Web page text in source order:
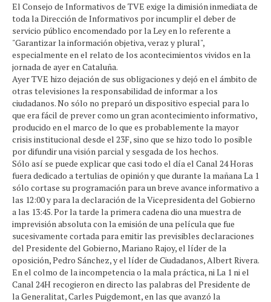
El Consejo de Informativos de TVE exige la dimisión inmediata de
toda la Dirección de Informativos por incumplir el deber de
servicio público encomendado por la Ley en lo referente a
"Garantizar la información objetiva, veraz y plural",
especialmente en el relato de los acontecimientos vividos en la
jornada de ayer en Cataluña.
Ayer TVE hizo dejación de sus obligaciones y dejó en el ámbito de
otras televisiones la responsabilidad de informar a los
ciudadanos. No sólo no preparó un dispositivo especial para lo
que era fácil de prever como un gran acontecimiento informativo,
producido en el marco de lo que es probablemente la mayor
crisis institucional desde el 23F, sino que se hizo todo lo posible
por difundir una visión parcial y sesgada de los hechos.
Sólo así se puede explicar que casi todo el día el Canal 24 Horas
fuera dedicado a tertulias de opinión y que durante la mañana La 1
sólo cortase su programación para un breve avance informativo a
las 12:00 y para la declaración de la Vicepresidenta del Gobierno
a las 13:45. Por la tarde la primera cadena dio una muestra de
imprevisión absoluta con la emisión de una película que fue
sucesivamente cortada para emitir las previsibles declaraciones
del Presidente del Gobierno, Mariano Rajoy, el líder de la
oposición, Pedro Sánchez, y el líder de Ciudadanos, Albert Rivera.
En el colmo de la incompetencia o la mala práctica, ni La 1 ni el
Canal 24H recogieron en directo las palabras del Presidente de
la Generalitat, Carles Puigdemont, en las que avanzó la